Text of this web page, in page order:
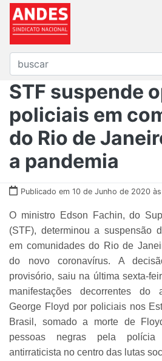
STF suspende
policiais em
do Rio de
a pandemia
Publicado em 10 de Junho de 2020
O ministro Edson Fachin, do
(STF), determinou a suspensão
em comunidades do Rio de
do novo coronavírus. A
provisório, saiu na última sexta-
manifestações decorrentes do
George Floyd por policiais nos
Brasil, somado a morte de
pessoas negras pela
antirraticista no centro das lutas